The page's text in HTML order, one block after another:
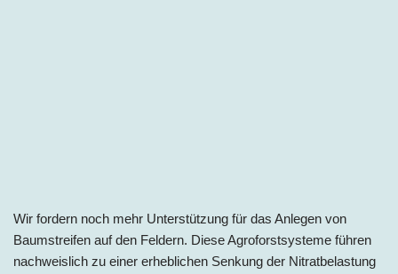
Wir fordern noch mehr Unterstützung für das Anlegen von
Baumstreifen auf den Feldern. Diese Agroforstsysteme führen
nachweislich zu einer erheblichen Senkung der Nitratbelastung